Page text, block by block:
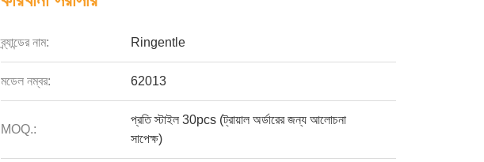
ব্র্যান্ডের নাম: Ringentle
মডেল নম্বর: 62013
MOQ.:
প্রতি স্টাইল 30pcs (ট্রায়াল অর্ডারের জন্য আলোচনা
সাপেক্ষ)